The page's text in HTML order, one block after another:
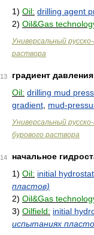
1) Oil: drilling agent
2) Oil&Gas
Универсальный
раствора
13
градиент
Oil: drilling mud
gradient mud-
Универсальный
бурового раствора
14
начальное
1) Oil: initial
пластов)
2) Oil&Gas
3) Oilfield: initial
испытаниях